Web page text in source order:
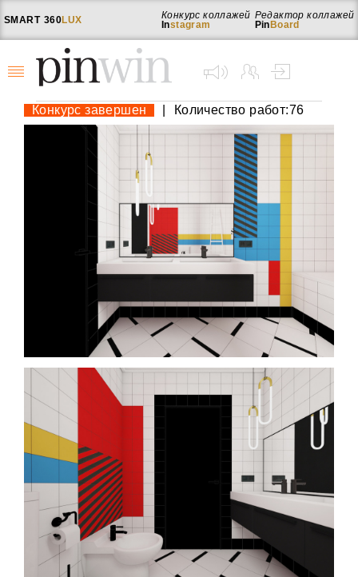
SMART 360LUX
Редактор коллажей
Pin Board
Конкурс коллажей
Instagram
Конкурс завершен Количество работ:76